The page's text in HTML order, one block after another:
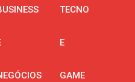
TECNO
E
GAME